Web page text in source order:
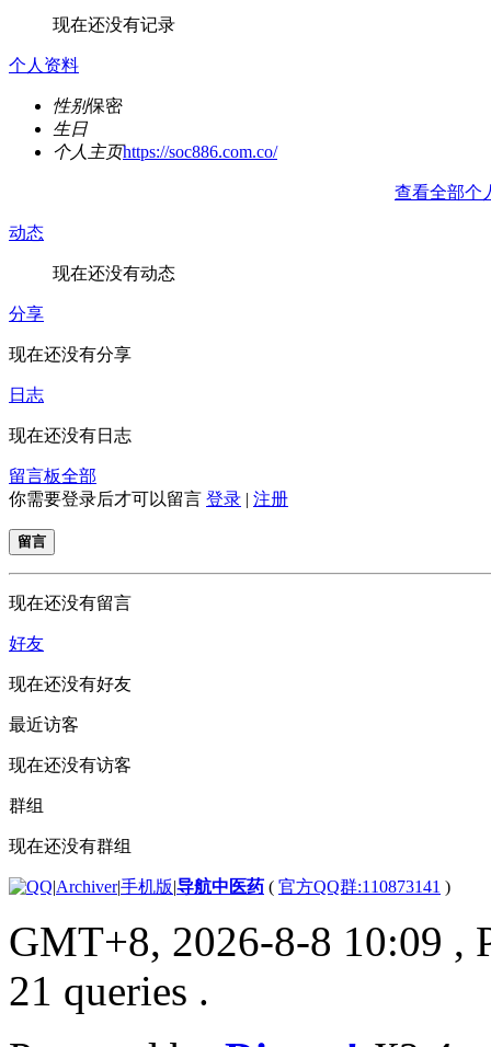
现在还没有记录
个人资料
性别保密
生日
个人主页https://soc886.com.co/
查看全部个
动态
现在还没有动态
分享
现在还没有分享
日志
现在还没有日志
留言板全部
你需要登录后才可以留言 登录 | 注册
留言
现在还没有留言
好友
现在还没有好友
最近访客
现在还没有访客
群组
现在还没有群组
|Archiver|手机版|导航中医药 ( 官方QQ群:110873141 )
GMT+8, 2026-8-8 10:09 ,
21 queries .